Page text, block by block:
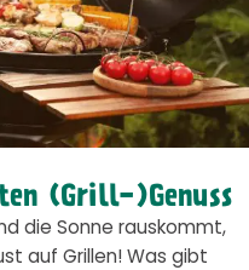
(Grill-)Genuss
die Sonne rauskommt,
auf Grillen! Was gibt